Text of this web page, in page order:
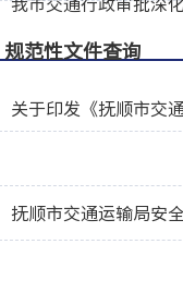
关于印发《抚顺市交
抚顺市交通运输局安
规范性文件查询